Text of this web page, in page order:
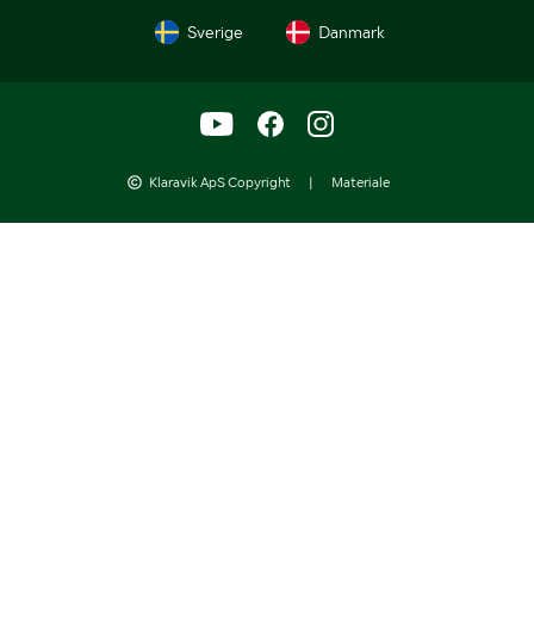
Sverige Danmark
Klaravik ApS Copyright | Materiale